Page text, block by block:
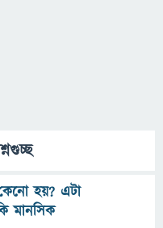
হয়? এটা
মানসিক